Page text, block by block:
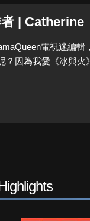
| Catherine
電視迷編輯
？因為我愛《冰與火